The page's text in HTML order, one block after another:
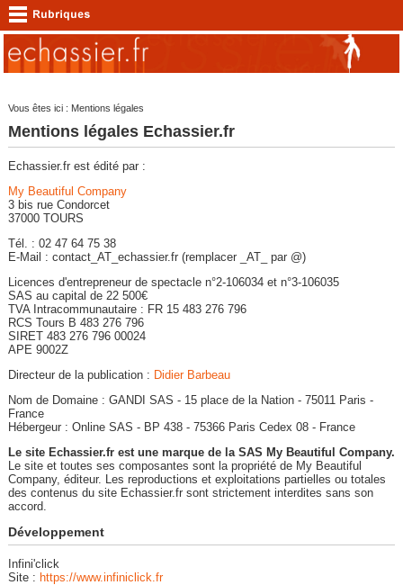
Vous êtes ici : Mentions légales
Mentions légales Echassier.fr
Echassier.fr est édité par :
My Beautiful Company
3 bis rue Condorcet
37000 TOURS
Tél. : 02 47 64 75 38
E-Mail : contact_AT_echassier.fr (remplacer _AT_ par @)
Licences d'entrepreneur de spectacle n°2-106034 et n°3-106035
SAS au capital de 22 500€
TVA Intracommunautaire : FR 15 483 276 796
RCS Tours B 483 276 796
SIRET 483 276 796 00024
APE 9002Z
Directeur de la publication : Didier Barbeau
Nom de Domaine : GANDI SAS - 15 place de la Nation - 75011 Paris -
France
Hébergeur : Online SAS - BP 438 - 75366 Paris Cedex 08 - France
Le site Echassier.fr est une marque de la SAS My Beautiful Company.
Le site et toutes ses composantes sont la propriété de My Beautiful
Company, éditeur. Les reproductions et exploitations partielles ou totales
des contenus du site Echassier.fr sont strictement interdites sans son
accord.
Développement
Infini'click
Site : https://www.infiniclick.fr